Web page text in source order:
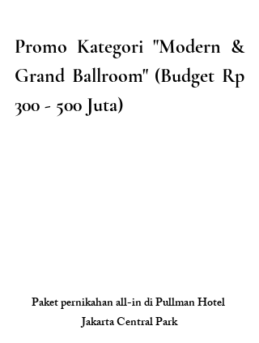
Promo Kategori "Modern &
Grand Ballroom" (Budget Rp
300 - 500 Juta)
Paket pernikahan all-in di Pullman Hotel
Jakarta Central Park